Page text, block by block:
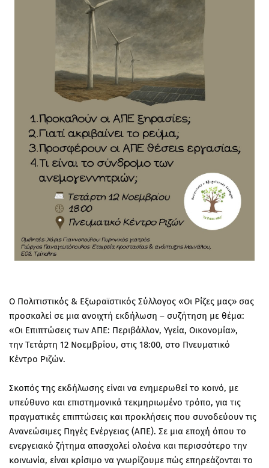
Ο Πολιτιστικός & Εξωραϊστικός Σύλλογος «Οι Ρίζες μας» σας
προσκαλεί σε μια ανοιχτή εκδήλωση – συζήτηση με θέμα:
«Οι Επιπτώσεις των ΑΠΕ: Περιβάλλον, Υγεία, Οικονομία»,
την Τετάρτη 12 Νοεμβρίου, στις 18:00, στο Πνευματικό
Κέντρο Ριζών.
Σκοπός της εκδήλωσης είναι να ενημερωθεί το κοινό, με
υπεύθυνο και επιστημονικά τεκμηριωμένο τρόπο, για τις
πραγματικές επιπτώσεις και προκλήσεις που συνοδεύουν τις
Ανανεώσιμες Πηγές Ενέργειας (ΑΠΕ). Σε μια εποχή όπου το
ενεργειακό ζήτημα απασχολεί ολοένα και περισσότερο την
κοινωνία, είναι κρίσιμο να γνωρίζουμε πώς επηρεάζονται το